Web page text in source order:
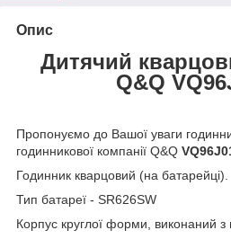
Опис
Дитячий
Q&Q
Пропонуємо до Вашої уваги
годинникової компанії Q&Q
Годинник кварцовий (на батарейці).
Тип батареї - SR626SW
Корпус круглої форми, виконаний з